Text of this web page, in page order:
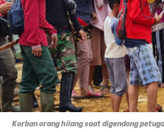
Korban orang hilang saat digendong